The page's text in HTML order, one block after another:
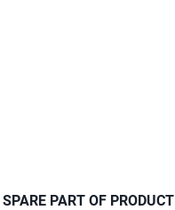
CURRENT
SPARE PART OF PRODUCT